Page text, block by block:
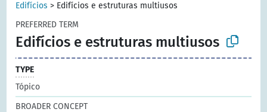
Edifícios > Edifícios e estruturas multiusos
PREFERRED TERM
Edifícios e estruturas multiusos
TYPE
Tópico
BROADER CONCEPT